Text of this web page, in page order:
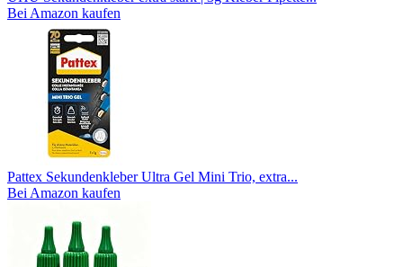
Bei Amazon kaufen
Pattex Sekundenkleber Ultra Gel Mini Trio, extra...
Bei Amazon kaufen